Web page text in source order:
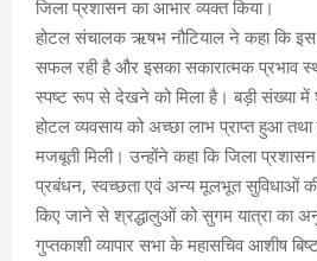
जिला प्रशासन का आभार व्यक्त किया।
होटल संचालक ऋषभ नौटियाल ने कहा कि इस
सफल रही है और इसका सकारात्मक प्रभाव
स्पष्ट रूप से देखने को मिला है। बड़ी संख्या
होटल व्यवसाय को अच्छा लाभ प्राप्त हुआ तथा
मजबूती मिली। उन्होंने कहा कि जिला प्रशासन
प्रबंधन, स्वच्छता एवं अन्य मूलभूत सुविधाओं की
किए जाने से श्रद्धालुओं को सुगम यात्रा का
गुप्तकाशी व्यापार सभा के महासचिव आशीष